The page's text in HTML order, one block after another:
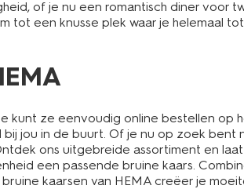
of je nu een romantisch diner
tot een knusse plek waar je helemaal
ze eenvoudig online bestellen op
jou in de buurt. Of je nu op zoek
ons uitgebreide assortiment en
een passende bruine kaars.
kaarsen van HEMA creëer je